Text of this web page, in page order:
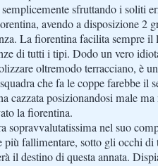
sfruttando i soliti
avendo a disposizione 2
La fiorentina facilita sempre il
di tutti i tipi. Dodo un vero
oltremodo terracciano, è
che fa le coppe farebbe il
cazzata posizionandosi male
la fiorentina.
sopravvalutatissima nel suo
più fallimentare, sotto gli occhi di
il destino di questa annata.